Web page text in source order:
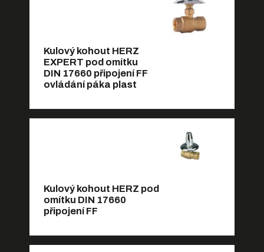
Kulový kohout HERZ
EXPERT pod omítku
DIN 17660 připojení FF
ovládání páka plast
Kulový kohout HERZ pod
omítku DIN 17660
připojení FF